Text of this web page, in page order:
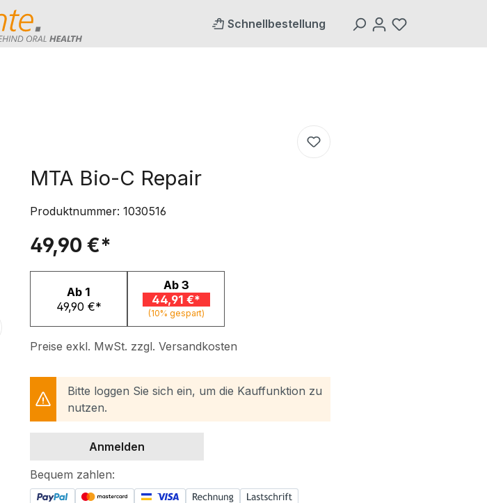
Schnellbestellung
MTA Bio-C Repair
Produktnummer: 1030516
49,90 €*
Ab 1
49,90 €*
Ab 3
44,91 €*
(10% gespart)
Preise exkl. MwSt. zzgl. Versandkosten
Bitte loggen Sie sich ein, um die Kauffunktion zu
nutzen.
Anmelden
Bequem zahlen: